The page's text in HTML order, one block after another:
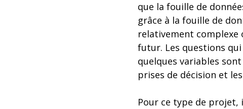
que la fouille de
grâce à la fouille de
relativement complexe
futur. Les questions
quelques variables
prises de décision et
Pour ce type de